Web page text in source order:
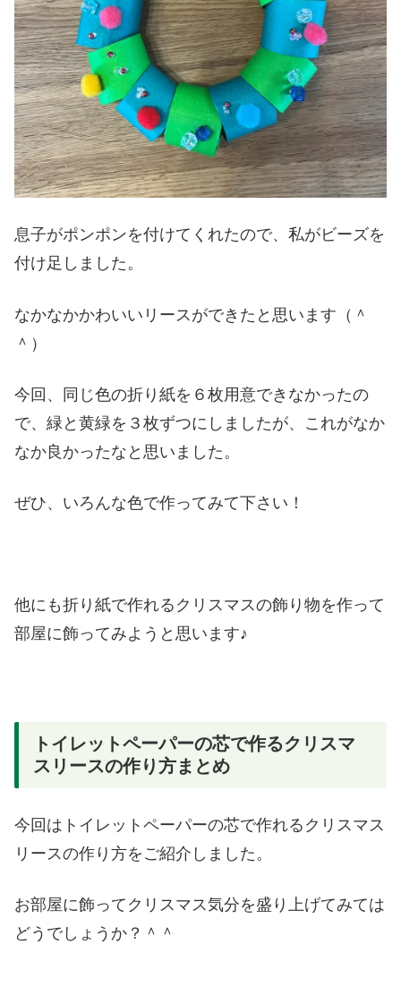
息子がポンポンを付けてくれたので、私がビーズを
付け足しました。
なかなかかわいいリースができたと思います（＾
＾）
今回、同じ色の折り紙を６枚用意できなかったの
で、緑と黄緑を３枚ずつにしましたが、これがなか
なか良かったなと思いました。
ぜひ、いろんな色で作ってみて下さい！
他にも折り紙で作れるクリスマスの飾り物を作って
部屋に飾ってみようと思います♪
トイレットペーパーの芯で作るクリスマ
スリースの作り方まとめ
今回はトイレットペーパーの芯で作れるクリスマス
リースの作り方をご紹介しました。
お部屋に飾ってクリスマス気分を盛り上げてみては
どうでしょうか？＾＾